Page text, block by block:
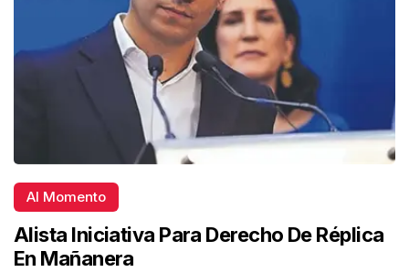
Al Momento
Alista Iniciativa Para Derecho De Réplica
En Mañanera